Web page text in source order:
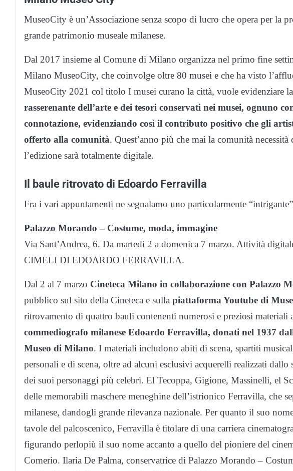
MuseoCity è un’Associazione senza scopo di lucro che opera per la
grande patrimonio museale milanese.
Dal 2017 insieme al Comune di Milano organizza nel primo fine
Milano MuseoCity, che coinvolge oltre 80 musei e che ha visto
MuseoCity 2021 col titolo I musei curano la città, vuole evidenziare la
rasserenante dell’arte e dei tesori conservati nei musei, ognuno
connotazione, evidenziando così il contributo positivo che gli
offerto alla comunità. Quest’anno più che mai la comunità
l’edizione sarà totalmente digitale.
Il baule ritrovato di Edoardo Ferravilla
Fra i vari appuntamenti ne segnalamo uno particolarmente
Palazzo Morando – Costume, moda, immagine
Via Sant’Andrea, 6. Da martedì 2 a domenica 7 marzo. Attività
CIMELI DI EDOARDO FERRAVILLA.
Dal 2 al 7 marzo Cineteca Milano in collaborazione con Palazzo
pubblico sul sito della Cineteca e sulla piattaforma Youtube di
ritrovamento di quattro bauli contenenti numerosi e preziosi materiali
commediografo milanese Edoardo Ferravilla, donati nel 1937
Museo di Milano. I materiali includono abiti di scena, spartiti
personali e di scena, oltre ad alcuni esclusivi acquerelli realizzati
dei suoi personaggi più celebri. El Tecoppa, Gigione, Massinelli, el
delle memorabili maschere meneghine dell’istrionico Ferravilla, che
milanese, dandogli grande rilevanza nazionale. Per quanto il suo
tavole del palcoscenico, Ferravilla è titolare di una carriera
figurando perlopiù il suo nome accanto a quello del pioniere del
Comerio. Ilaria De Palma, conservatrice di Palazzo Morando –